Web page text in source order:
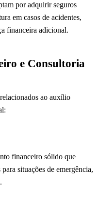
por adquirir seguros
em casos de acidentes,
financeira adicional.
e Consultoria
ao auxílio
financeiro sólido que
situações de emergência,